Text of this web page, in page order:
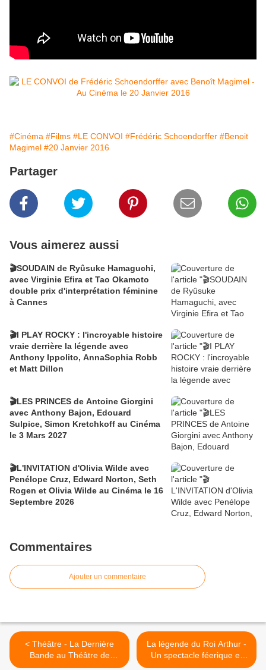
#Cinéma #Films #LE CONVOI #Frédéric Schoendorffer #Benoit
Magimel #20 Janvier 2016
Partager
Vous aimerez aussi
🎬SOUDAIN de Ryûsuke Hamaguchi,
avec Virginie Efira et Tao Okamoto
double prix d'interprétation féminine
à Cannes
🎬I PLAY ROCKY : l'incroyable histoire
vraie derrière la légende avec
Anthony Ippolito, AnnaSophia Robb
et Matt Dillon
🎬LES PRINCES de Antoine Giorgini
avec Anthony Bajon, Edouard
Sulpice, Simon Kretchkoff au Cinéma
le 3 Mars 2027
🎬L'INVITATION d'Olivia Wilde avec
Penélope Cruz, Edward Norton, Seth
Rogen et Olivia Wilde au Cinéma le 16
Septembre 2026
Commentaires
Ajouter un commentaire
< Théâtre - La Dernière
Bande au Théâtre de
l'Oeuvre avec Jacques
La légende du Roi Arthur -
Un spectacle féerique et
magique - Jusqu'au 16